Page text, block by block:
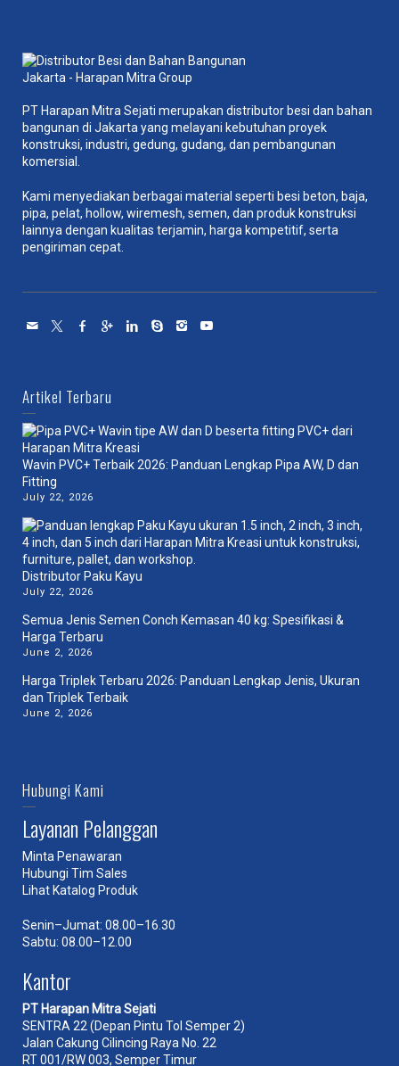
PT Harapan Mitra Sejati merupakan distributor besi dan bahan
bangunan di Jakarta yang melayani kebutuhan proyek
konstruksi, industri, gedung, gudang, dan pembangunan
komersial.
Kami menyediakan berbagai material seperti besi beton, baja,
pipa, pelat, hollow, wiremesh, semen, dan produk konstruksi
lainnya dengan kualitas terjamin, harga kompetitif, serta
pengiriman cepat.
Artikel Terbaru
Wavin PVC+ Terbaik 2026: Panduan Lengkap Pipa AW, D dan
Fitting
July 22, 2026
Distributor Paku Kayu
July 22, 2026
Semua Jenis Semen Conch Kemasan 40 kg: Spesifikasi &
Harga Terbaru
June 2, 2026
Harga Triplek Terbaru 2026: Panduan Lengkap Jenis, Ukuran
dan Triplek Terbaik
June 2, 2026
Hubungi Kami
Layanan Pelanggan
Minta Penawaran
Hubungi Tim Sales
Lihat Katalog Produk
Senin–Jumat: 08.00–16.30
Sabtu: 08.00–12.00
Kantor
PT Harapan Mitra Sejati
SENTRA 22 (Depan Pintu Tol Semper 2)
Jalan Cakung Cilincing Raya No. 22
RT 001/RW 003, Semper Timur